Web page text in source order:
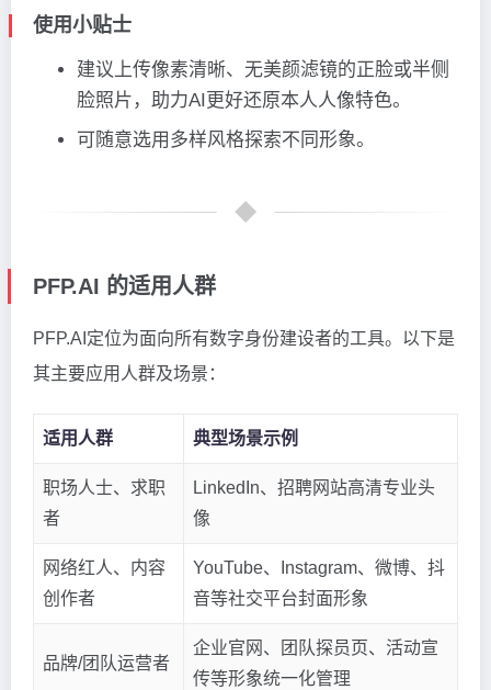
使用小贴士
建议上传像素清晰、无美颜滤镜的正脸或半侧
脸照片，助力AI更好还原本人人像特色。
可随意选用多样风格探索不同形象。
PFP.AI 的适用人群
PFP.AI定位为面向所有数字身份建设者的工具。以下是
其主要应用人群及场景：
适用人群 典型场景示例
职场人士、求职
者
LinkedIn、招聘网站高清专业头
像
网络红人、内容
创作者
YouTube、Instagram、微博、抖
音等社交平台封面形象
品牌/团队运营者
企业官网、团队探员页、活动宣
传等形象统一化管理